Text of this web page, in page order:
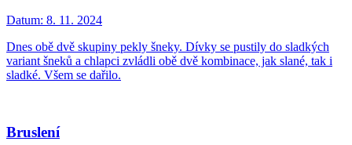
Datum: 8. 11. 2024
Dnes obě dvě skupiny pekly šneky. Dívky se pustily do sladkých
variant šneků a chlapci zvládli obě dvě kombinace, jak slané, tak i
sladké. Všem se dařilo.
Bruslení